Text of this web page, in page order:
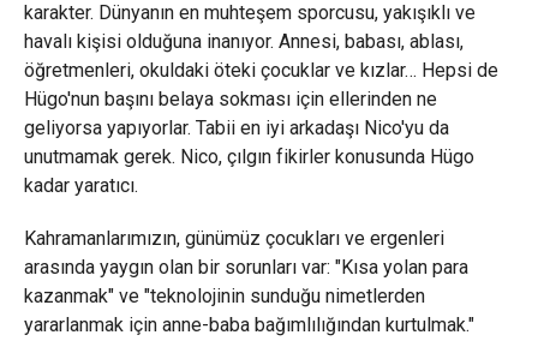
karakter. Dünyanın en muhteşem sporcusu, yakışıklı ve
havalı kişisi olduğuna inanıyor. Annesi, babası, ablası,
öğretmenleri, okuldaki öteki çocuklar ve kızlar… Hepsi de
Hügo'nun başını belaya sokması için ellerinden ne
geliyorsa yapıyorlar. Tabii en iyi arkadaşı Nico'yu da
unutmamak gerek. Nico, çılgın fikirler konusunda Hügo
kadar yaratıcı.
Kahramanlarımızın, günümüz çocukları ve ergenleri
arasında yaygın olan bir sorunları var: "Kısa yolan para
kazanmak" ve "teknolojinin sunduğu nimetlerden
yararlanmak için anne-baba bağımlılığından kurtulmak."